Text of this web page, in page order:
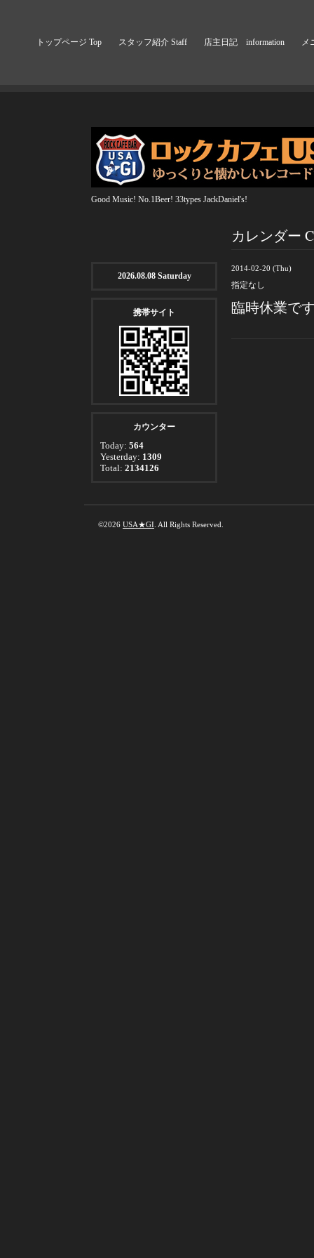
トップページ Top スタッフ紹介 Staff 店主日記 information メ
Good Music! No.1Beer! 33types JackDaniel's!
カレンダー
2014-02-20 (Thu)
指定なし
臨時休業で
2026.08.08 Saturday
携帯サイト
カウンター
Today: 564
Yesterday: 1309
Total: 2134126
©2026 USA★GI . All Rights Reserved.